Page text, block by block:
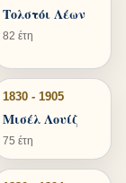
Τολστόι Λέων
82 έτη
1830 - 1905
Μισέλ Λουίζ
75 έτη